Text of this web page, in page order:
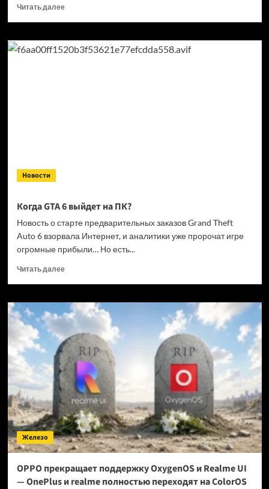
Читать далееПрочитать
Кандидат
в президенты
Новости
Когда GTA 6 выйдет на ПК?
Новость о старте предварительных заказов Grand Theft
Auto 6 взорвала Интернет, и аналитики уже пророчат игре
огромные прибыли… Но есть...
Читать далееПрочитать
Когда
GTA
на ПК?
Железо
OPPO прекращает поддержку OxygenOS и Realme UI
— OnePlus и realme полностью переходят на ColorOS